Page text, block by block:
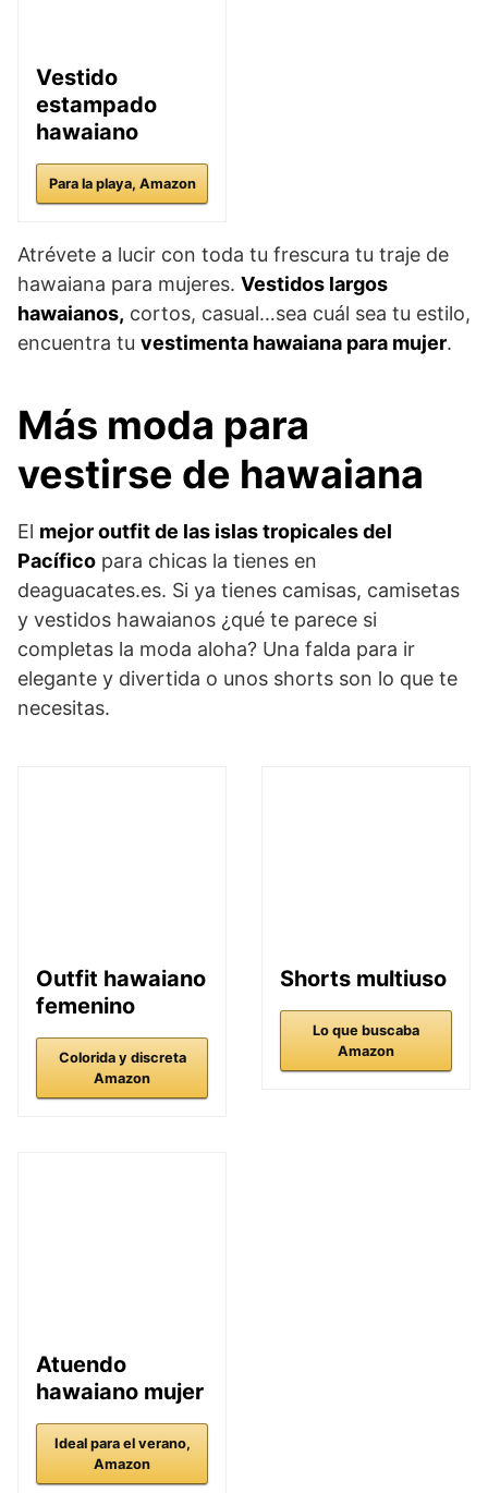
Vestido
estampado
hawaiano
Para la playa, Amazon
Atrévete a lucir con toda tu frescura tu traje de
hawaiana para mujeres. Vestidos largos
hawaianos, cortos, casual…sea cuál sea tu estilo,
encuentra tu vestimenta hawaiana para mujer.
Más moda para
vestirse de hawaiana
El mejor outfit de las islas tropicales del
Pacífico para chicas la tienes en
deaguacates.es. Si ya tienes camisas, camisetas
y vestidos hawaianos ¿qué te parece si
completas la moda aloha? Una falda para ir
elegante y divertida o unos shorts son lo que te
necesitas.
Outfit hawaiano
femenino
Colorida y discreta
Amazon
Shorts multiuso
Lo que buscaba
Amazon
Atuendo
hawaiano mujer
Ideal para el verano,
Amazon